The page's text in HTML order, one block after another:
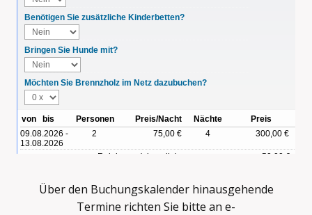
Über den Buchungskalender hinausgehende
Termine richten Sie bitte an e-